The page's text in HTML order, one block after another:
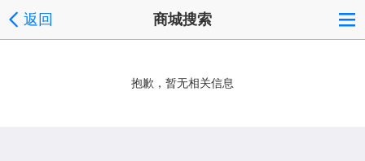
返回 商城搜索
抱歉，暂无相关信息